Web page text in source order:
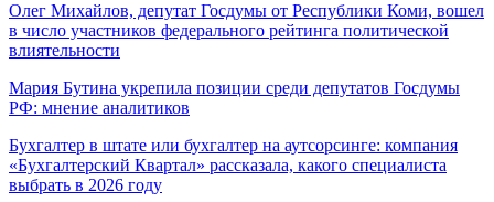
Олег Михайлов, депутат Госдумы от Республики Коми, вошел
в число участников федерального рейтинга политической
влиятельности
Мария Бутина укрепила позиции среди депутатов Госдумы
РФ: мнение аналитиков
Бухгалтер в штате или бухгалтер на аутсорсинге: компания
«Бухгалтерский Квартал» рассказала, какого специалиста
выбрать в 2026 году